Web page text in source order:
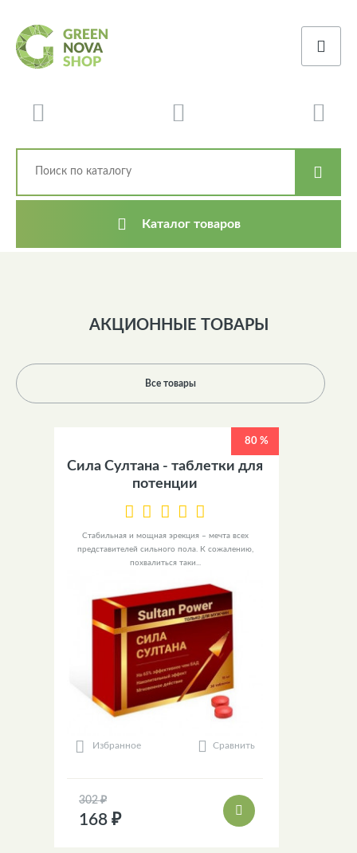
Каталог товаров
АКЦИОННЫЕ ТОВАРЫ
Все товары
80 %
Сила Султана - таблетки для
потенции
Стабильная и мощная эрекция – мечта всех
представителей сильного пола. К сожалению,
похвалиться таки...
Избранное Сравнить
302 ₽
168 ₽